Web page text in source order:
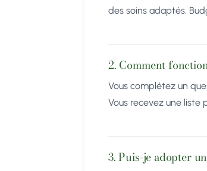
des soins adaptés.
2. Comment
Vous complétez un
Vous recevez une liste
3. Puis-je adopter